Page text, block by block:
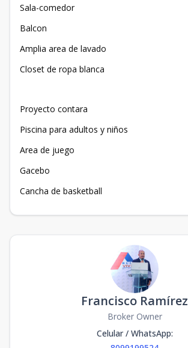
Sala-comedor
Balcon
Amplia area de lavado
Closet de ropa blanca
Proyecto contara
Piscina para adultos y niños
Area de juego
Gacebo
Cancha de basketball
Francisco Ramírez
Broker Owner
Celular / WhatsApp: